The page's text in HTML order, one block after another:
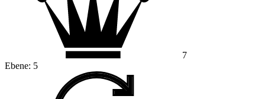
7
Ebene: 5